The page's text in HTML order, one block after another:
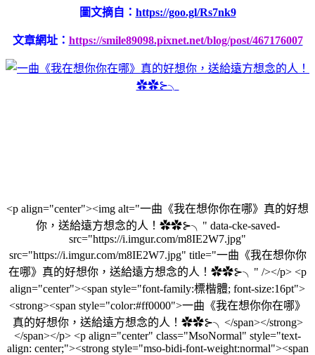
圖文摘自： https://goo.gl/Rs7nk9
文章網址： https://smile89098.pixnet.net/blog/post/467176007
<p align="center"><img alt="一曲《我在想你你在哪》真的好想
你，送給遠方想念的人！✿✿⊱╮" data-cke-saved-
src="https://i.imgur.com/m8IE2W7.jpg"
src="https://i.imgur.com/m8IE2W7.jpg" title="一曲《我在想你你
在哪》真的好想你，送給遠方想念的人！✿✿⊱╮" /></p> <p
align="center"><span style="font-family:標楷體; font-size:16pt">
<strong><span style="color:#ff0000">一曲《我在想你你在哪》
真的好想你，送給遠方想念的人！✿✿⊱╮</span></strong>
</span></p> <p align="center" class="MsoNormal" style="text-
align: center;"><strong style="mso-bidi-font-weight:normal"><span